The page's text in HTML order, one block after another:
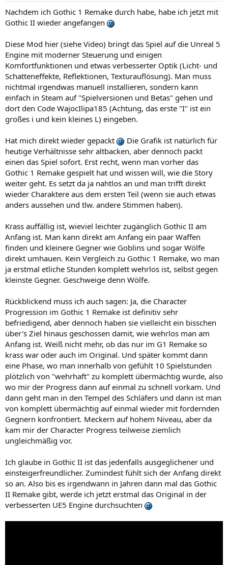
Nachdem ich Gothic 1 Remake durch habe, habe ich jetzt mit
Gothic II wieder angefangen
Diese Mod hier (siehe Video) bringt das Spiel auf die Unreal 5
Engine mit moderner Steuerung und einigen
Komfortfunktionen und etwas verbesserter Optik (Licht- und
Schatteneffekte, Reflektionen, Texturauflösung). Man muss
nichtmal irgendwas manuell installieren, sondern kann
einfach in Steam auf "Spielversionen und Betas" gehen und
dort den Code WajocIlipa185 (Achtung, das erste "I" ist ein
großes i und kein kleines L) eingeben.
Hat mich direkt wieder gepackt
Die Grafik ist natürlich für
heutige Verhältnisse sehr altbacken, aber dennoch packt
einen das Spiel sofort. Erst recht, wenn man vorher das
Gothic 1 Remake gespielt hat und wissen will, wie die Story
weiter geht. Es setzt da ja nahtlos an und man trifft direkt
wieder Charaktere aus dem ersten Teil (wenn sie auch etwas
anders aussehen und tlw. andere Stimmen haben).
Krass auffällig ist, wieviel leichter zugänglich Gothic II am
Anfang ist. Man kann direkt am Anfang ein paar Waffen
finden und kleinere Gegner wie Goblins und sogar Wölfe
direkt umhauen. Kein Vergleich zu Gothic 1 Remake, wo man
ja erstmal etliche Stunden komplett wehrlos ist, selbst gegen
kleinste Gegner. Geschweige denn Wölfe.
Rückblickend muss ich auch sagen: Ja, die Character
Progression im Gothic 1 Remake ist definitiv sehr
befriedigend, aber dennoch haben sie vielleicht ein bisschen
über's Ziel hinaus geschossen damit, wie wehrlos man am
Anfang ist. Weiß nicht mehr, ob das nur im G1 Remake so
krass war oder auch im Original. Und später kommt dann
eine Phase, wo man innerhalb von gefühlt 10 Spielstunden
plötzlich von "wehrhaft" zu komplett übermächtig wurde, also
wo mir der Progress dann auf einmal zu schnell vorkam. Und
dann geht man in den Tempel des Schläfers und dann ist man
von komplett übermächtig auf einmal wieder mit fordernden
Gegnern konfrontiert. Meckern auf hohem Niveau, aber da
kam mir der Character Progress teilweise ziemlich
ungleichmäßig vor.
Ich glaube in Gothic II ist das jedenfalls ausgeglichener und
einsteigerfreundlicher. Zumindest fühlt sich der Anfang direkt
so an. Also bis es irgendwann in Jahren dann mal das Gothic
II Remake gibt, werde ich jetzt erstmal das Original in der
verbesserten UE5 Engine durchsuchten